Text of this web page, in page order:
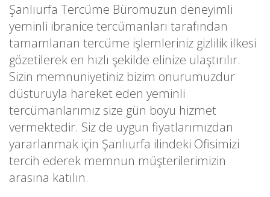
Şanlıurfa Tercüme Büromuzun deneyimli
yeminli ibranice tercümanları tarafından
tamamlanan tercüme işlemleriniz gizlilik ilkesi
gözetilerek en hızlı şekilde elinize ulaştırılır.
Sizin memnuniyetiniz bizim onurumuzdur
düsturuyla hareket eden yeminli
tercümanlarımız size gün boyu hizmet
vermektedir. Siz de uygun fiyatlarımızdan
yararlanmak için Şanlıurfa ilindeki Ofisimizi
tercih ederek memnun müşterilerimizin
arasına katılın.